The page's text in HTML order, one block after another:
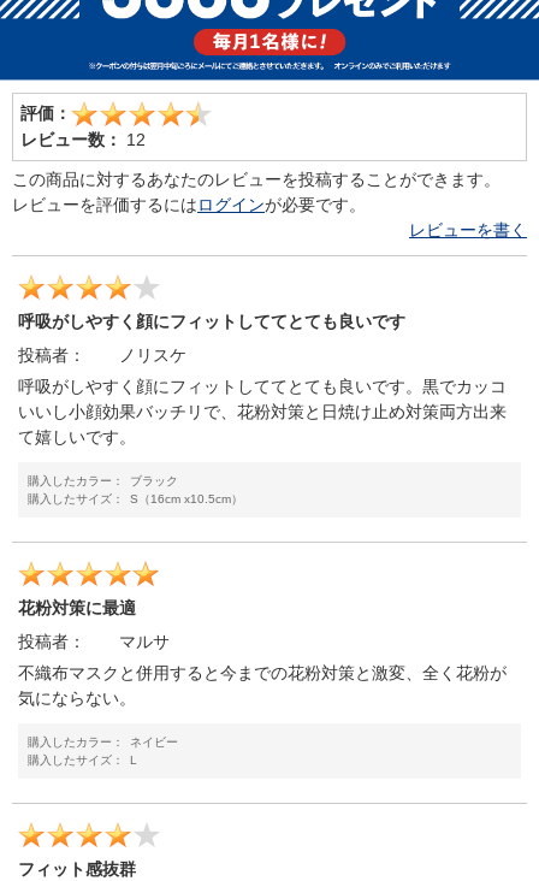
評価：
レビュー数：
12
この商品に対するあなたのレビューを投稿することができます。
レビューを評価するにはログインが必要です。
レビューを書く
呼吸がしやすく顔にフィットしててとても良いです
投稿者：
ノリスケ
呼吸がしやすく顔にフィットしててとても良いです。黒でカッコ
いいし小顔効果バッチリで、花粉対策と日焼け止め対策両方出来
て嬉しいです。
購入したカラー：
ブラック
購入したサイズ：
S（16cm x10.5cm）
花粉対策に最適
投稿者：
マルサ
不織布マスクと併用すると今までの花粉対策と激変、全く花粉が
気にならない。
購入したカラー：
ネイビー
購入したサイズ：
L
フィット感抜群